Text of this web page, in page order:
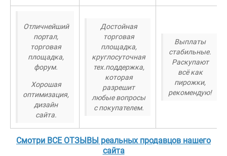
Отличнейший
портал,
торговая
площадка,
форум.
Хорошая
оптимизация,
дизайн
сайта.
Достойная
торговая
площадка,
круглосуточная
тех.поддержка,
которая
разрешит
любые вопросы
с покупателем.
Выплаты
стабильные.
Раскупают
всё как
пирожки,
рекомендую!
Смотри ВСЕ ОТЗЫВЫ реальных продавцов нашего
сайта